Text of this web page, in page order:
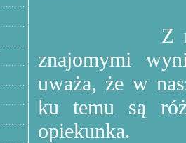
Z
znajomymi
uważa, że w
ku temu są
opiekunka.